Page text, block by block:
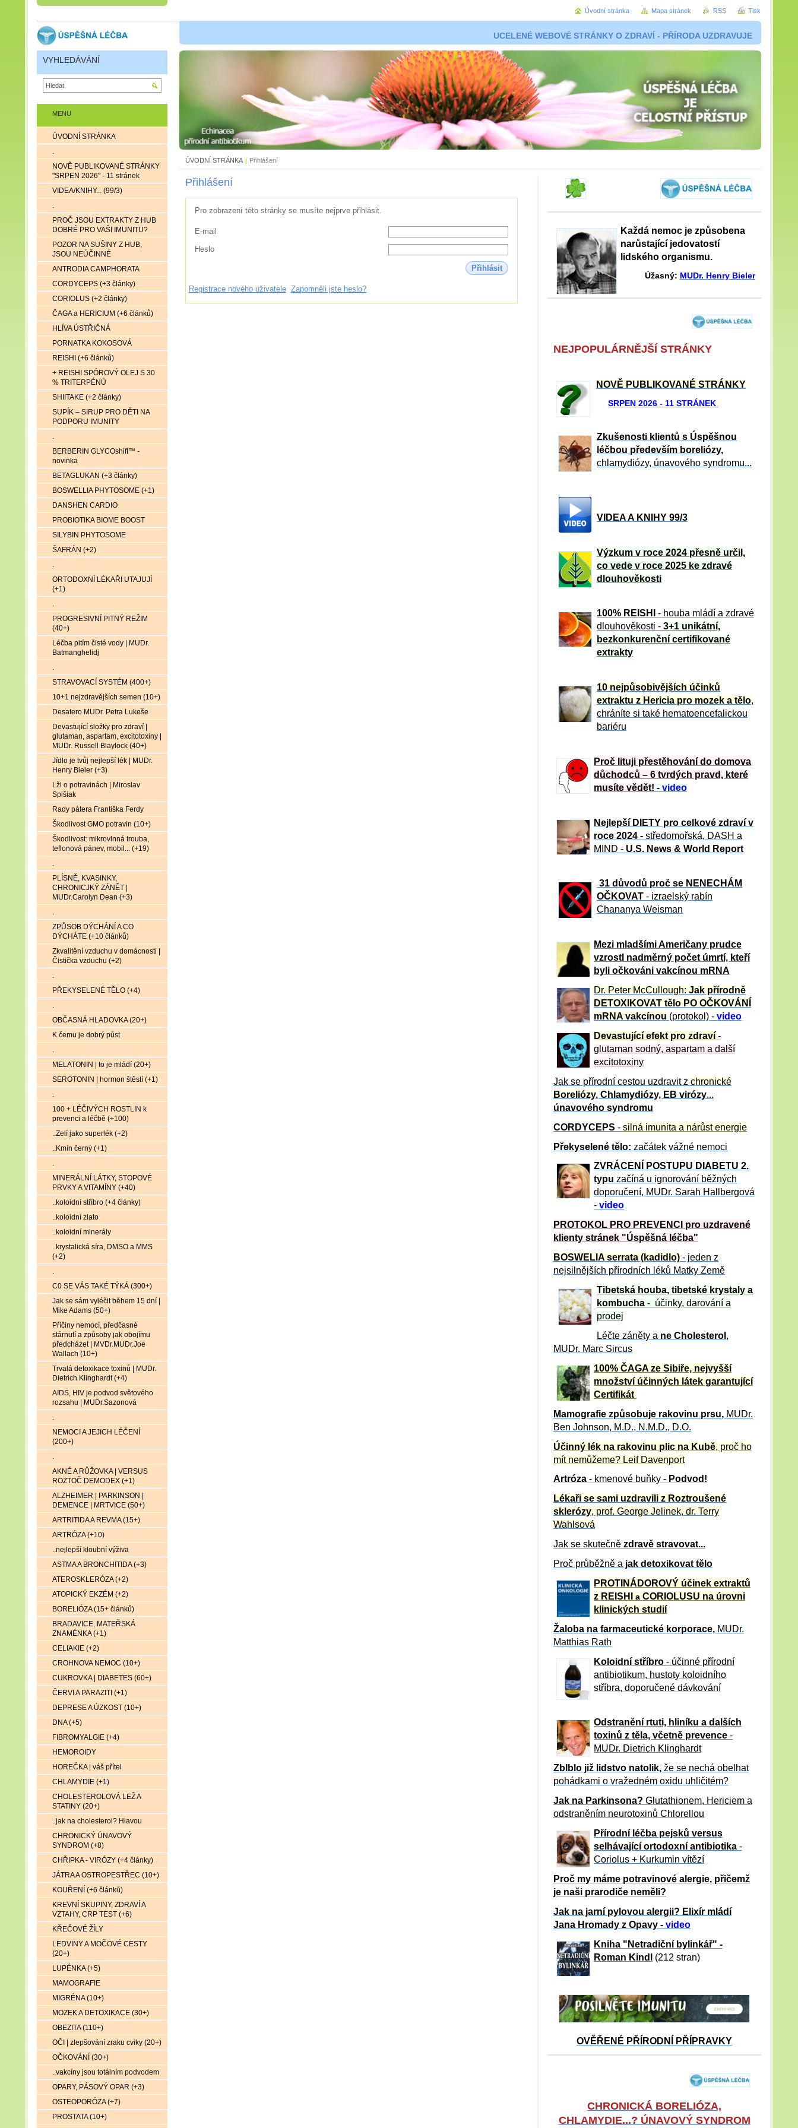
UCELENÉ WEBOVÉ STRÁNKY O ZDRAVÍ - PŘÍRODA UZDRAVUJE
ÚVODNÍ STRÁNKA | Přihlášení
Přihlášení
Pro zobrazení této stránky se musíte nejprve přihlásit.
E-mail
Heslo
Přihlásit
Registrace nového uživatele Zapomněli jste heslo?
Každá nemoc je způsobena
narůstající jedovatostí
lidského organismu.
Úžasný: MUDr. Henry Bieler
NEJPOPULÁRNĚJŠÍ STRÁNKY
NOVĚ PUBLIKOVANÉ STRÁNKY
SRPEN 2026 - 11 STRÁNEK
Zkušenosti klientů s Úspěšnou
léčbou především boreliózy,
chlamydiózy, únavového syndromu...
VIDEA A KNIHY 99/3
Výzkum v roce 2024 přesně určil,
co vede v roce 2025 ke zdravé
dlouhověkosti
100% REISHI
- houba mládí a zdravé
dlouhověkosti - 3+1 unikátní,
bezkonkurenční certifikované
extrakty
10 nejpůsobivějších účinků
extraktu z Hericia pro mozek a tělo,
chráníte si také hematoencefalickou
bariéru
Proč lituji přestěhování do domova
důchodců – 6 tvrdých pravd, které
musíte vědět! - video
Nejlepší DIETY pro celkové zdraví v
roce 2024 - středomořská, DASH a
MIND - U.S. News & World Report
31 důvod ů proč se NENECHÁM
OČKOVAT - izraelský rabín
Chananya Weisman
Mezi mladšími Američany prudce
vzrostl nadměrný počet úmrtí, kteří
byli očkováni vakcínou mRNA
Dr. Peter McCullough: Jak přírodně
DETOXIKOVAT tělo PO OČKOVÁNÍ
mRNA vakcínou (protokol) - video
Devastující efekt pro zdraví-
glutaman sodný, aspartam a další
excitotoxiny
Jak se přírodní cestou uzdravit z chronické
Boreliózy, Chlamydiózy, EB virózy...
únavového syndromu
CORDYCEPS - silná imunita a nárůst energie
Překyselené tělo: začátek vážné nemoci
ZVRÁCE NÍ POSTUPU DIABETU 2.
typu začíná u ignorování běžných
doporučení, MUDr. Sarah Hallbergová
- video
PROTOKOL PRO PREVENCI pro uzdravené
klienty stránek "Úspěšná léčba"
BOSWELIA serrata (kadidlo) - jeden z
nejsilnějších přírodních léků Matky Země
Tibetská houba, tibetské krystaly a
kombucha - účinky, darování a
prodej
Léčte záněty a ne Cholesterol ,
MUDr. Marc Sircus
100% ČAGA ze Sibiře, nejvyšší
množství účinných látek garantující
Certifikát
Mamografie způsobuje rakovinu prsu, MUDr.
Ben Johnson, M.D., N.M.D., D.O.
Účinný lék na rakovinu plic na Kubě, proč ho
mít nemůžeme? Leif Davenport
Artróza - kmenové buňky - Podvod!
Lékaři se sami uzdravili z Roztroušené
sklerózy, prof. George Jelinek, dr. Terry
Wahlsová
Jak se skutečně zdravě stravovat...
Proč průběžně a jak detoxikovat tělo
PROTINÁDOROVÝ účinek extraktů
z REISHI a CORIOLUSU na úrovni
klinických studií
Žaloba na farmaceutické korporace, MUDr.
Matthias Rath
Koloidní stříbro- účinné přírodní
antibiotikum, hustoty koloidního
stříbra, doporučené dávkování
Odstranění rtuti, hliníku a dalších
toxinů z těla, včetně prevence -
MUDr. Dietrich Klinghardt
Zblblo již lidstvo natolik, že se nechá obelhat
pohádkami o vražedném oxidu uhličitém?
Jak na Parkinsona? Glutathionem, Hericiem a
odstraněním neurotoxinů Chlorellou
Přírodní léčba pejsků versus
selhávající ortodoxní antibiotika -
Coriolus + Kurkumin vítězí
Proč my máme potravinové alergie, přičemž
je naši prarodiče neměli?
Jak na jarní pylovou alergii? Elixír mládí
Jana Hromady z Opavy - video
Kniha "Netradiční bylinkář" -
Roman Kindl
(212 stran)
OVĚŘENÉ PŘÍRODNÍ PŘÍPRAVKY
CHRONICKÁ BORELIÓZA,
CHLAMYDIE...? ÚNAVOVÝ SYNDROM
MENU
ÚVODNÍ STRÁNKA
.
NOVĚ PUBLIKOVANÉ STRÁNKY
"SRPEN 2026" - 11 stránek
VIDEA/KNIHY... (99/3)
.
PROČ JSOU EXTRAKTY Z HUB
DOBRÉ PRO VAŠI IMUNITU?
POZOR NA SUŠINY Z HUB,
JSOU NEÚČINNÉ
ANTRODIA CAMPHORATA
CORDYCEPS (+3 články)
CORIOLUS (+2 články)
ČAGA a HERICIUM (+6 článků)
HLÍVA ÚSTŘIČNÁ
PORNATKA KOKOSOVÁ
REISHI (+6 článků)
+ REISHI SPÓROVÝ OLEJ S 30
% TRITERPÉNŮ
SHIITAKE (+2 články)
SUPÍK – SIRUP PRO DĚTI NA
PODPORU IMUNITY
.
BERBERIN GLYCOshift™ -
novinka
BETAGLUKAN (+3 články)
BOSWELLIA PHYTOSOME (+1)
DANSHEN CARDIO
PROBIOTIKA BIOME BOOST
SILYBIN PHYTOSOME
ŠAFRÁN (+2)
.
ORTODOXNÍ LÉKAŘI UTAJUJÍ
(+1)
.
PROGRESIVNÍ PITNÝ REŽIM
(40+)
Léčba pitím čisté vody | MUDr.
Batmanghelidj
.
STRAVOVACÍ SYSTÉM (400+)
10+1 nejzdravějších semen (10+)
Desatero MUDr. Petra Lukeše
Devastující složky pro zdraví |
glutaman, aspartam, excitotoxiny |
MUDr. Russell Blaylock (40+)
Jídlo je tvůj nejlepší lék | MUDr.
Henry Bieler (+3)
Lži o potravinách | Miroslav
Spišiak
Rady pátera Františka Ferdy
Škodlivost GMO potravin (10+)
Škodlivost: mikrovlnná trouba,
teflonová pánev, mobil... (+19)
.
PLÍSNĚ, KVASINKY,
CHRONICJKÝ ZÁNĚT |
MUDr.Carolyn Dean (+3)
.
ZPŮSOB DÝCHÁNÍ A CO
DÝCHÁTE (+10 článků)
Zkvalitění vzduchu v domácnosti |
Čistička vzduchu (+2)
.
PŘEKYSELENÉ TĚLO (+4)
.
OBČASNÁ HLADOVKA (20+)
K čemu je dobrý půst
.
MELATONIN | to je mládí (20+)
SEROTONIN | hormon štěstí (+1)
.
100 + LÉČIVÝCH ROSTLIN k
prevenci a léčbě (+100)
..Zelí jako superlék (+2)
..Kmín černý (+1)
.
MINERÁLNÍ LÁTKY, STOPOVÉ
PRVKY A VITAMÍNY (+40)
..koloidní stříbro (+4 články)
..koloidní zlato
..koloidní minerály
..krystalická síra, DMSO a MMS
(+2)
.
C0 SE VÁS TAKÉ TÝKÁ (300+)
Jak se sám vyléčit během 15 dní |
Mike Adams (50+)
Příčiny nemocí, předčasné
stárnutí a způsoby jak obojímu
předcházet | MVDr.MUDr.Joe
Wallach (10+)
Trvalá detoxikace toxinů | MUDr.
Dietrich Klinghardt (+4)
AIDS, HIV je podvod světového
rozsahu | MUDr.Sazonová
.
NEMOCI A JEJICH LÉČENÍ
(200+)
.
AKNÉ A RŮŽOVKA | VERSUS
ROZTOČ DEMODEX (+1)
ALZHEIMER | PARKINSON |
DEMENCE | MRTVICE (50+)
ARTRITIDA A REVMA (15+)
ARTRÓZA (+10)
..nejlepší kloubní výživa
ASTMA A BRONCHITIDA (+3)
ATEROSKLERÓZA (+2)
ATOPICKÝ EKZÉM (+2)
BORELIÓZA (15+ článků)
BRADAVICE, MATEŘSKÁ
ZNAMÉNKA (+1)
CELIAKIE (+2)
CROHNOVA NEMOC (10+)
CUKROVKA | DIABETES (60+)
ČERVI A PARAZITI (+1)
DEPRESE A ÚZKOST (10+)
DNA (+5)
FIBROMYALGIE (+4)
HEMOROIDY
HOREČKA | váš přítel
CHLAMYDIE (+1)
CHOLESTEROLOVÁ LEŽ A
STATINY (20+)
..jak na cholesterol? Hlavou
CHRONICKÝ ÚNAVOVÝ
SYNDROM (+8)
CHŘIPKA - VIRÓZY (+4 články)
JÁTRA A OSTROPESTŘEC (10+)
KOUŘENÍ (+6 článků)
KREVNÍ SKUPINY, ZDRAVÍ A
VZTAHY, CRP TEST (+6)
KŘEČOVÉ ŽÍLY
LEDVINY A MOČOVÉ CESTY
(20+)
LUPÉNKA (+5)
MAMOGRAFIE
MIGRÉNA (10+)
MOZEK A DETOXIKACE (30+)
OBEZITA (110+)
OČI | zlepšování zraku cviky (20+)
OČKOVÁNÍ (30+)
..vakcíny jsou totálním podvodem
OPARY, PÁSOVÝ OPAR (+3)
OSTEOPORÓZA (+7)
PROSTATA (10+)
VYHLEDÁVÁNÍ
Úvodní stránka Mapa stránek RSS Tisk